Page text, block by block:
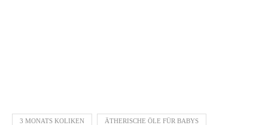
3 MONATS KOLIKEN ÄTHERISCHE ÖLE FÜR BABYS